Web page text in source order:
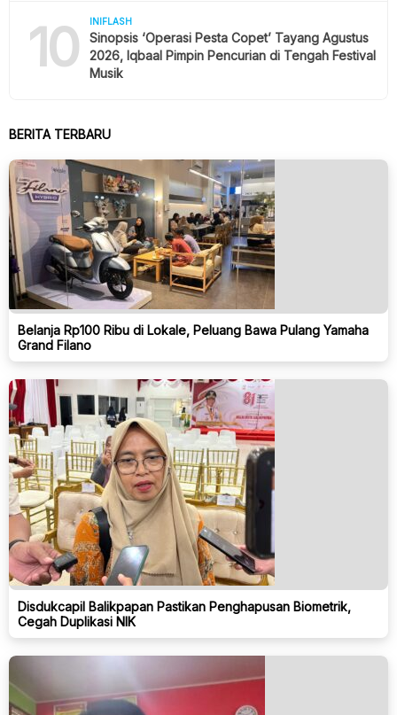
10 INIFLASH
Sinopsis ‘Operasi Pesta Copet’ Tayang Agustus
2026, Iqbaal Pimpin Pencurian di Tengah Festival
Musik
BERITA TERBARU
Belanja Rp100 Ribu di Lokale, Peluang Bawa Pulang Yamaha
Grand Filano
Disdukcapil Balikpapan Pastikan Penghapusan Biometrik,
Cegah Duplikasi NIK